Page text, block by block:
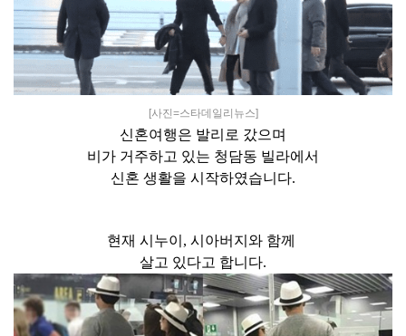
[사진=스타데일리뉴스]
신혼여행은 발리로 갔으며
비가 거주하고 있는 청담동 빌라에서
신혼 생활을 시작하였습니다.
현재 시누이, 시아버지와 함께
살고 있다고 합니다.